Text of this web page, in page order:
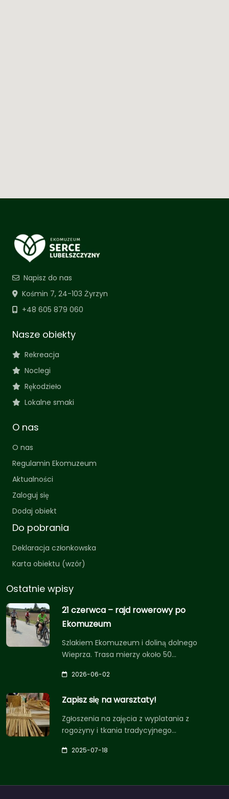
Napisz do nas
Kośmin 7, 24-103 Żyrzyn
+48 605 879 060
Nasze obiekty
Rekreacja
Noclegi
Rękodzieło
Lokalne smaki
O nas
O nas
Regulamin Ekomuzeum
Aktualności
Zaloguj się
Dodaj obiekt
Do pobrania
Deklaracja członkowska
Karta obiektu (wzór)
Ostatnie wpisy
21 czerwca – rajd rowerowy po
Ekomuzeum
Szlakiem Ekomuzeum i doliną dolnego
Wieprza. Trasa mierzy około 50…
2026-06-02
Zapisz się na warsztaty!
Zgłoszenia na zajęcia z wyplatania z
rogożyny i tkania tradycyjnego…
2025-07-18